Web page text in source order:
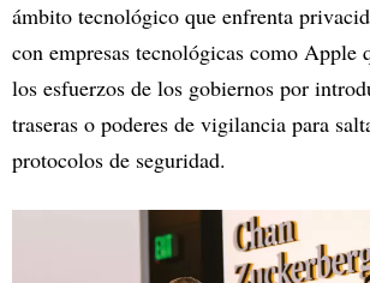
ámbito tecnológico que enfrenta
con empresas tecnológicas como Apple
los esfuerzos de los gobiernos por
traseras o poderes de vigilancia para
protocolos de seguridad.